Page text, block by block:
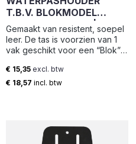
T.B.V. BLOKMODEL
WATERPAS 30CM | LHS-L
| ELTEE
Gemaakt van resistent, soepel
leer. De tas is voorzien van 1
vak geschikt voor een “Blok”
Breedte: 11 cm Hoogte: 36.5 cm
Normale prijs:
€ 15,35 excl. btw
€ 18,57 incl. btw